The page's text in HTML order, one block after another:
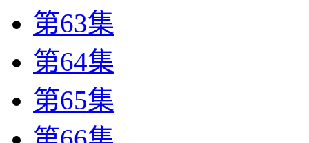
第63集
第64集
第65集